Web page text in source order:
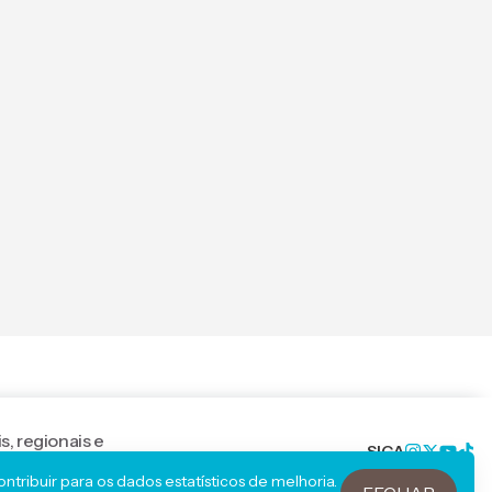
regionais e
SIGA
para os dados estatísticos de melhoria.